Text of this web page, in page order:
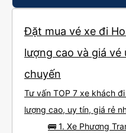
Đặt mua vé xe đi
lượng cao và giá vé
chuyến
Tư vấn TOP 7 xe khách
lượng cao, uy tín, giá rẻ
🚌 1. Xe Phương